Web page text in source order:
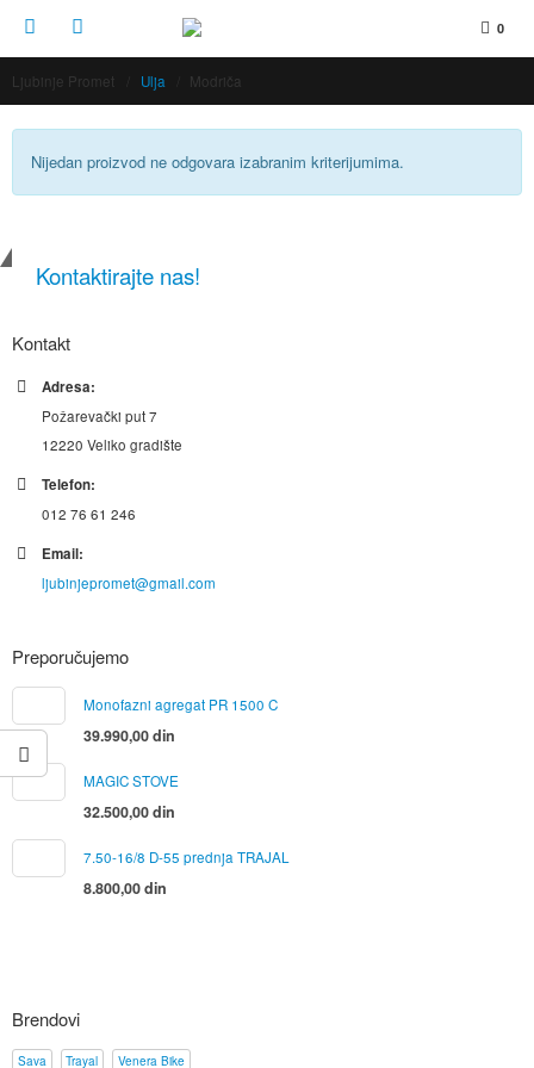
0
Ljubinje Promet Ulja Modriča
Nijedan proizvod ne odgovara izabranim kriterijumima.
Kontaktirajte nas!
Kontakt
Adresa:
Požarevački put 7
12220 Veliko gradište
Telefon:
012 76 61 246
Email:
ljubinjepromet@gmail.com
Preporučujemo
Monofazni agregat PR 1500 C
39.990,00din
MAGIC STOVE
32.500,00din
7.50-16/8 D-55 prednja TRAJAL
8.800,00din
Brendovi
Sava Trayal Venera Bike